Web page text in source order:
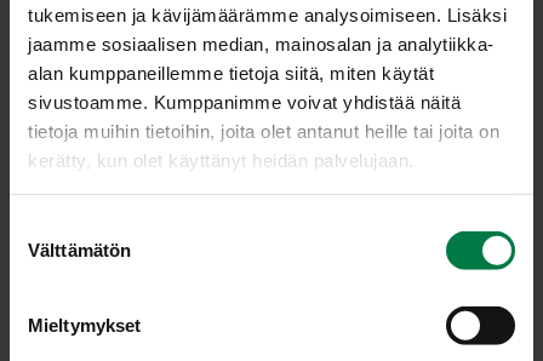
tukemiseen ja kävijämäärämme analysoimiseen. Lisäksi
jaamme sosiaalisen median, mainosalan ja analytiikka-
alan kumppaneillemme tietoja siitä, miten käytät
sivustoamme. Kumppanimme voivat yhdistää näitä
tietoja muihin tietoihin, joita olet antanut heille tai joita on
kerätty, kun olet käyttänyt heidän palvelujaan.
Välttämätön
Mieltymykset
Kuori ja viipaloi päärynät ja kiivit. Halkaise viinirypäleet
ja poista siemenet.
Lado hedelmäviipaleet salaatin päälle ja murenna
päälle sinihomejuustoa. Sekoita öljy, viinietikka ja
mausteet sopivan vahvuiseksi kastikkeeksi ja kaada
Ohje: Kotimaiset Kasvikset ry